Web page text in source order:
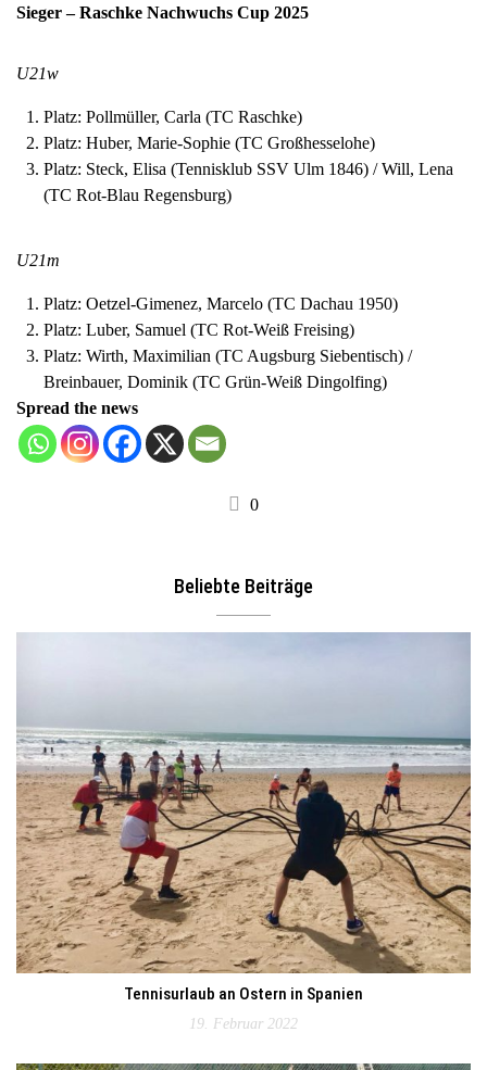
Sieger – Raschke Nachwuchs Cup 2025
U21w
Platz: Pollmüller, Carla (TC Raschke)
Platz: Huber, Marie-Sophie (TC Großhesselohe)
Platz: Steck, Elisa (Tennisklub SSV Ulm 1846) / Will, Lena
(TC Rot-Blau Regensburg)
U21m
Platz: Oetzel-Gimenez, Marcelo (TC Dachau 1950)
Platz: Luber, Samuel (TC Rot-Weiß Freising)
Platz: Wirth, Maximilian (TC Augsburg Siebentisch) /
Breinbauer, Dominik (TC Grün-Weiß Dingolfing)
Spread the news
0
Beliebte Beiträge
Tennisurlaub an Ostern in Spanien
19. Februar 2022